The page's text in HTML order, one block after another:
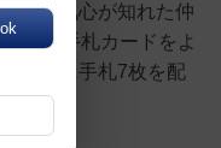
み・気心が知れた仲
える手札カードをよ
ヤーに手札7枚を配